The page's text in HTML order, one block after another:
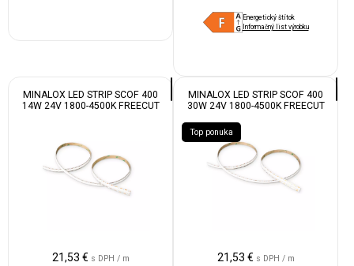
Energetický štítok
Informačný list výrobku
MINALOX LED STRIP SCOF 400
14W 24V 1800-4500K FREECUT
21,53 € s DPH / m
MINALOX LED STRIP SCOF 400
30W 24V 1800-4500K FREECUT
Top ponuka
21,53 € s DPH / m